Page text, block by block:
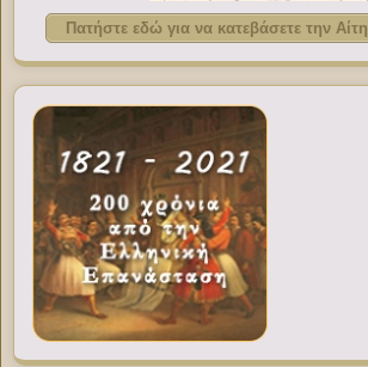
Πατήστε εδώ για να κατεβάσετε την